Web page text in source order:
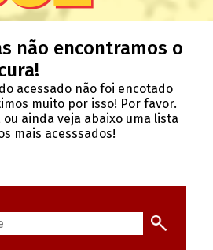
não encontramos o
acessado não foi encotado
muito por isso! Por favor.
ou ainda veja abaixo uma lista
mais acesssados!